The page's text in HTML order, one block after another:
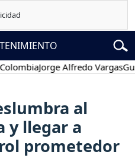
Jorge Alfredo VargasGustavo
al
y llegar a
prometedor